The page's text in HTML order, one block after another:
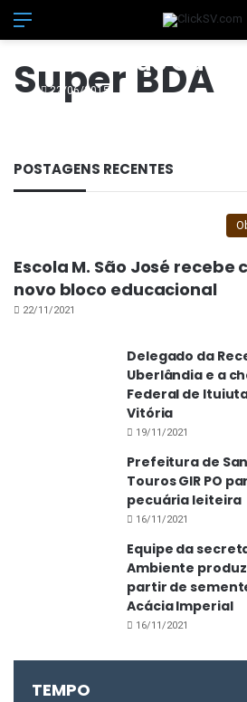
Super BDA
Super BDA e Zuê
na final do
Society do Clube
22/06/2015
POSTAGENS RECENTES
Escola M. São José recebe
novo bloco educacional
22/11/2021
Delegado da
Uberlândia e a
Federal de
Vitória
19/11/2021
Prefeitura de
Touros GIR PO
pecuária leiteira
16/11/2021
Equipe da
Ambiente
partir de
Acácia Imperial
16/11/2021
TEMPO